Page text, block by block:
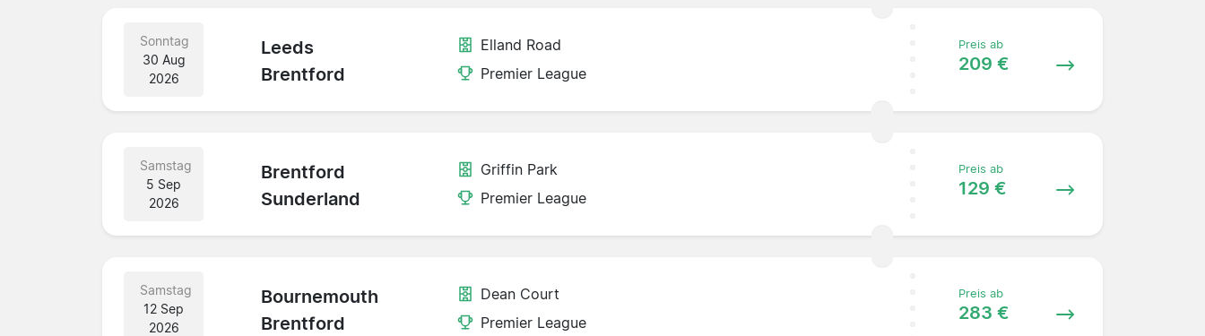
Sonntag
30 Aug
2026
Leeds
Brentford
Elland Road
Premier League
Preis ab
209 €
Samstag
5 Sep
2026
Brentford
Sunderland
Griffin Park
Premier League
Preis ab
129 €
Samstag
12 Sep
2026
Bournemouth
Brentford
Dean Court
Premier League
Preis ab
283 €